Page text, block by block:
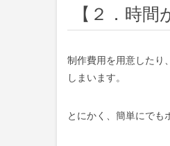
【２．時間
制作費用を用意したり
しまいます。
とにかく、簡単にでも